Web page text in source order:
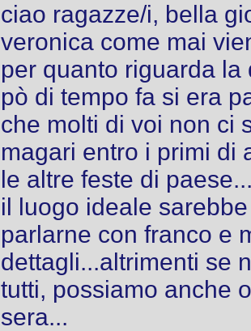
ciao ragazze/i, bella
veronica come mai
per quanto riguarda la
pò di tempo fa si era
che molti di voi non ci
magari entro i primi di
le altre feste di
il luogo ideale
parlarne con franco e
dettagli...altrimenti se
tutti, possiamo anche
sera...